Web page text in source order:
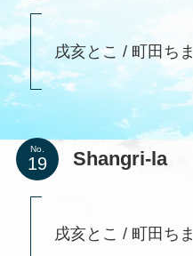
戌亥とこ / 町田ちま
No. Shangri-la
戌亥とこ / 町田ちま